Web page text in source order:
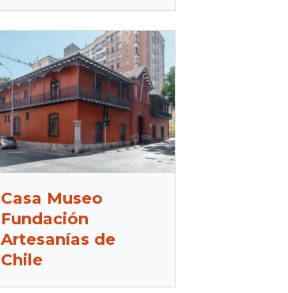
Casa Museo
Fundación
Artesanías de
Chile